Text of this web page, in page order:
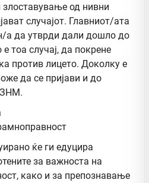
од нивни
случајот. Главниот/ата
а да утврди дали дошло до
тоа случај, да покрене
против лицето. Доколку е
да се пријави и до
ЗНМ.
ќе ги едуцира
за важноста на
како и за препознавање